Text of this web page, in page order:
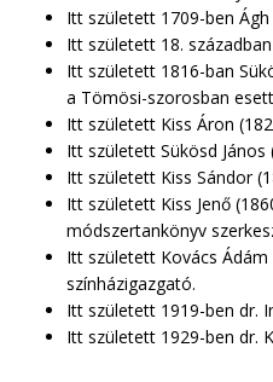
Itt született 1709-ben
Itt született 18.
Itt született 1816-ban
a Tömösi-szorosban
Itt született Kiss Áron
Itt született Sükösd
Itt született Kiss Sándor
Itt született Kiss Jenő
módszertankönyv
Itt született Kovács
színházigazgató.
Itt született 1919-ben dr.
Itt született 1929-ben dr.